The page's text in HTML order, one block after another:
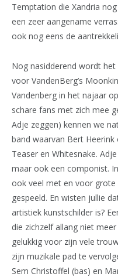
Temptation die Xandria
een zeer aangename
ook nog eens de
Nog nasidderend wordt
voor VandenBerg’s
Vandenberg in het najaar
schare fans met zich mee
Adje zeggen) kennen we
band waarvan Bert
Teaser en Whitesnake.
maar ook een componist.
ook veel met en voor
gespeeld. En wisten jullie
artistiek kunstschilder is?
die zichzelf allang niet
gelukkig voor zijn vele
zijn muzikale pad te
Sem Christoffel (bas) en